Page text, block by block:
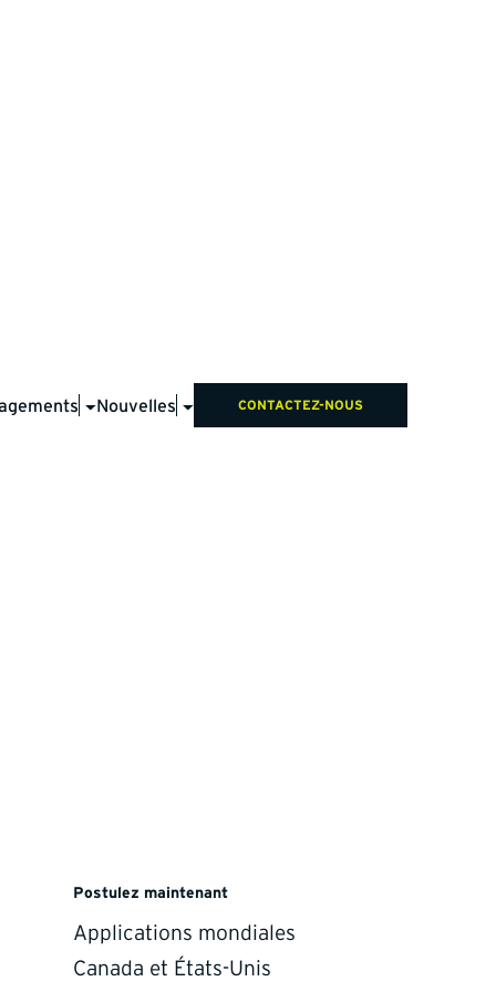
Nouvelles CONTACTEZ-NOUS
Postulez maintenant
Applications mondiales
Canada et États-Unis
of the border.